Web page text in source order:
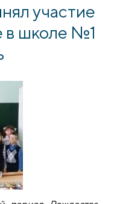
участие
в школе №1